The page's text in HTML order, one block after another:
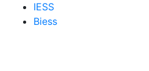
IESS
Biess